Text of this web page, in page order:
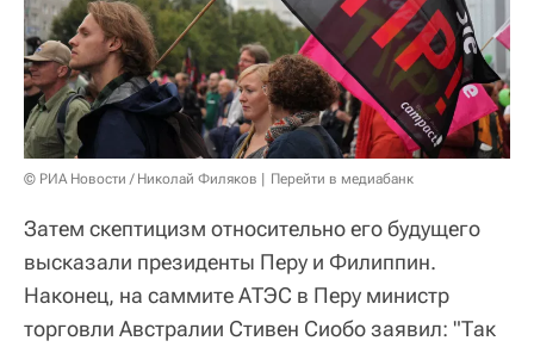
© РИА Новости / Николай Филяков Перейти в медиабанк
Затем скептицизм относительно его будущего
высказали президенты Перу и Филиппин.
Наконец, на саммите АТЭС в Перу министр
торговли Австралии Стивен Сиобо заявил: "Так